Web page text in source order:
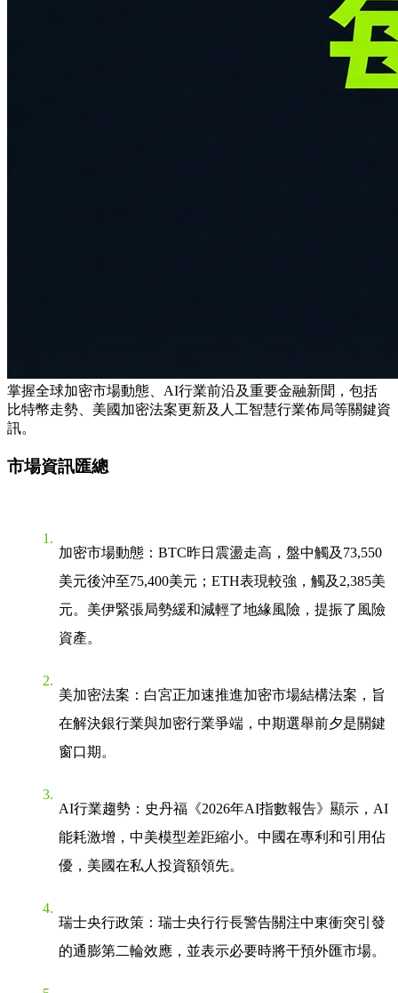
掌握全球加密市場動態、AI行業前沿及重要金融新聞，包括
比特幣走勢、美國加密法案更新及人工智慧行業佈局等關鍵資
訊。
市場資訊匯總
加密市場動態 ：BTC昨日震盪走高，盤中觸及73,550
美元後沖至75,400美元；ETH表現較強，觸及2,385美
元。美伊緊張局勢緩和減輕了地緣風險，提振了風險
資產。
美加密法案 ：白宮正加速推進加密市場結構法案，旨
在解決銀行業與加密行業爭端，中期選舉前夕是關鍵
窗口期。
AI行業趨勢 ：史丹福《2026年AI指數報告》顯示，AI
能耗激增，中美模型差距縮小。中國在專利和引用佔
優，美國在私人投資額領先。
瑞士央行政策 ：瑞士央行行長警告關注中東衝突引發
的通膨第二輪效應，並表示必要時將干預外匯市場。